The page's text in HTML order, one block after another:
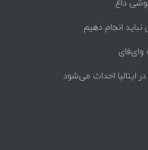
انجام دهیم
ایتالیا احداث می‌شود